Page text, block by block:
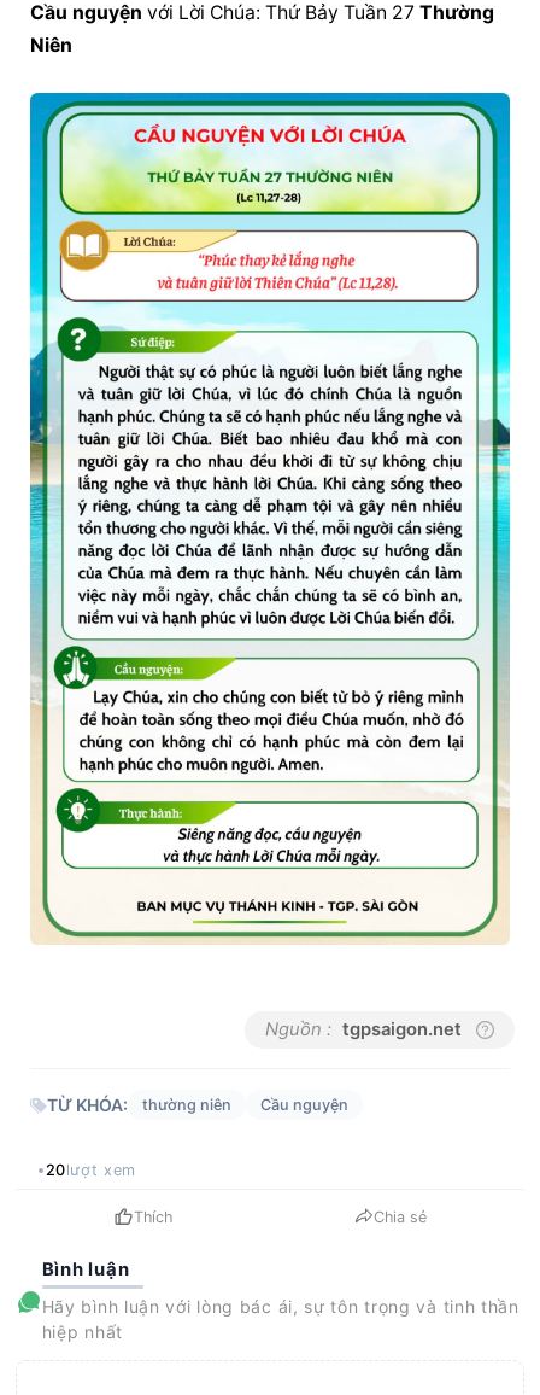
Cầu nguyện với Lời Chúa: Thứ Bảy Tuần 27 Thường
Niên
Nguồn : tgpsaigon.net
TỪ KHÓA: thường niên Cầu nguyện
20lượt xem
Thích Chia sẻ
Bình luận
Hãy bình luận với lòng bác ái, sự tôn trọng và tinh thần
hiệp nhất